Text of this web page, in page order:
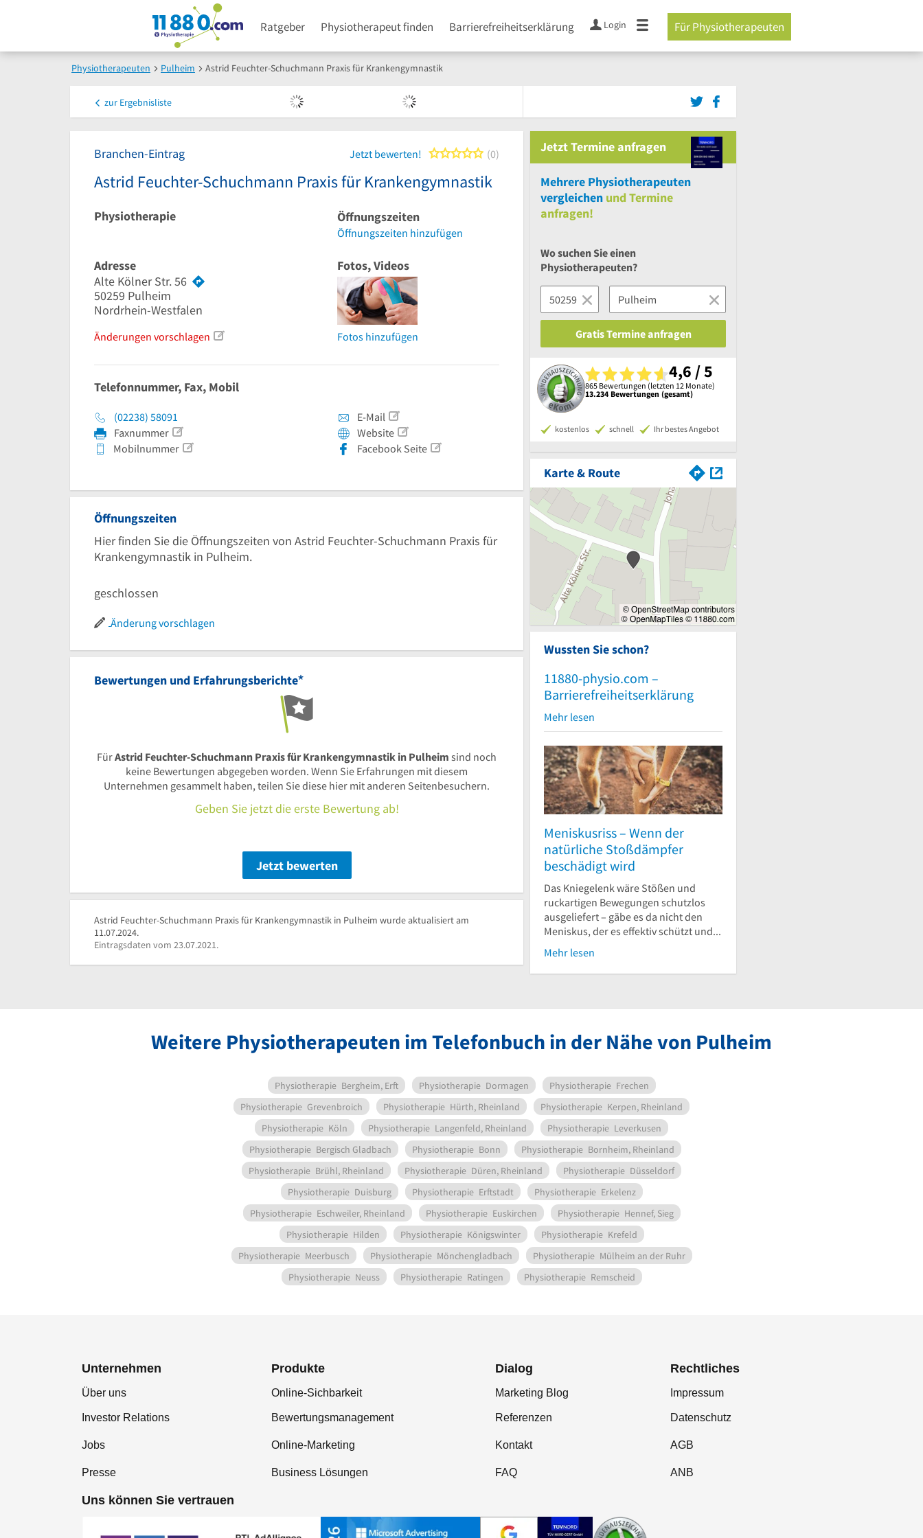
Ratgeber Physiotherapeut finden Barrierefreiheitserklärung Login Für Physiotherapeuten
Physiotherapeuten Pulheim Astrid Feuchter-Schuchmann Praxis für Krankengymnastik
zur Ergebnisliste
Branchen-Eintrag Jetzt bewerten! 0 von 5 Sternen
0
Astrid Feuchter-Schuchmann Praxis für Krankengymnastik
Physiotherapie Öffnungszeiten
Öffnungszeiten hinzufügen
Adresse
Alte Kölner Str. 56
50259 Pulheim
Nordrhein-Westfalen
Änderungen vorschlagen
Fotos, Videos
Fotos hinzufügen
Telefonnummer, Fax, Mobil
(02238) 58091
Faxnummer
Mobilnummer
E-Mail
Website
Facebook Seite
Öffnungszeiten
Hier finden Sie die Öffnungszeiten von Astrid Feuchter-Schuchmann Praxis für
Krankengymnastik in Pulheim.
geschlossen
Änderung vorschlagen
Bewertungen und Erfahrungsberichte*
FürAstrid Feuchter-Schuchmann Praxis für Krankengymnastik in Pulheim sind noch
keine Bewertungen abgegeben worden. Wenn Sie Erfahrungen mit diesem
Unternehmen gesammelt haben, teilen Sie diese hier mit anderen Seitenbesuchern.
Geben Sie jetzt die erste Bewertung ab!
Jetzt bewerten
Astrid Feuchter-Schuchmann Praxis für Krankengymnastik in Pulheim wurde aktualisiert am
11.07.2024.
Eintragsdaten vom 23.07.2021.
JetztTermine anfragen
Mehrere Physiotherapeuten
vergleichen undTermine
anfragen!
Wo suchen Sie einen
Physiotherapeuten?
Gratis Termine anfragen
4,6 / 5
865 Bewertungen (letzten 12 Monate)
13.234 Bewertungen (gesamt)
kostenlos schnell Ihr bestes Angebot
Karte & Route
Wussten Sie schon?
11880-physio.com –
Barrierefreiheitserklärung
Mehr lesen
Meniskusriss – Wenn der
natürliche Stoßdämpfer
beschädigt wird
Das Kniegelenk wäre Stößen und
ruckartigen Bewegungen schutzlos
ausgeliefert – gäbe es da nicht den
Meniskus, der es effektiv schützt und...
Mehr lesen
Weitere Physiotherapeuten im Telefonbuch in der Nähe von Pulheim
Physiotherapie Bergheim, Erft Physiotherapie Dormagen Physiotherapie Frechen
Physiotherapie Grevenbroich Physiotherapie Hürth, Rheinland Physiotherapie Kerpen, Rheinland
Physiotherapie Köln Physiotherapie Langenfeld, Rheinland Physiotherapie Leverkusen
Physiotherapie Bergisch Gladbach Physiotherapie Bonn Physiotherapie Bornheim, Rheinland
Physiotherapie Brühl, Rheinland Physiotherapie Düren, Rheinland Physiotherapie Düsseldorf
Physiotherapie Duisburg Physiotherapie Erftstadt Physiotherapie Erkelenz
Physiotherapie Eschweiler, Rheinland Physiotherapie Euskirchen Physiotherapie Hennef, Sieg
Physiotherapie Hilden Physiotherapie Königswinter Physiotherapie Krefeld
Physiotherapie Meerbusch Physiotherapie Mönchengladbach Physiotherapie Mülheim an der Ruhr
Physiotherapie Neuss Physiotherapie Ratingen Physiotherapie Remscheid
Unternehmen
Über uns
Investor Relations
Jobs
Presse
Produkte
Online-Sichbarkeit
Bewertungsmanagement
Online-Marketing
Business Lösungen
Dialog
Marketing Blog
Referenzen
Kontakt
FAQ
Rechtliches
Impressum
Datenschutz
AGB
ANB
Uns können Sie vertrauen